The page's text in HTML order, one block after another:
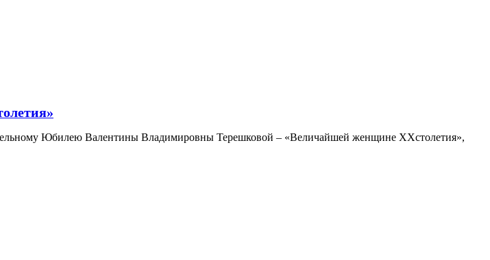
Юбилею Валентины Владимировны Терешковой – «Величайшей женщине ХХстолетия»,